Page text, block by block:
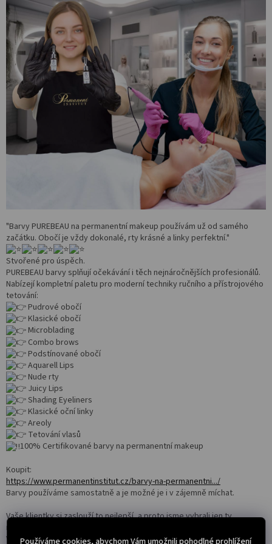
Používáme cookies, abychom Vám umožnili pohodlné prohlížení
Salony
Přihlášení
"Barvy PUREBEAU na permanentní makeup používám už od samého
začátku. Obočí je vždy dokonalé, rty krásné a linky perfektní."
Stvořené pro úspěch.
PUREBEAU barvy splňují očekávání i těch nejnáročnějších profesionálů.
Nabízejí kompletní paletu pro moderní techniky ručního a přístrojového
tetování:
Pudrové obočí
Klasické obočí
Microblading
Combo brows
Podstínované obočí
Aquarell Lips
Nude rty
Juicy Lips
Shading Eyeliners
Klasické oční linky
Areoly
Tetování vlasů
100% Certifikované barvy na permanentní makeup
Koupit:
https://www.permanentinstitut.cz/barvy-na-permanentni.../
Barvy používáme samostatně a je možné je i v zájemně míchat.
Vaše klientky si zaslouží to nejlepší, a proto jsme vybrali jen ty
Vaše umělecké schopnosti a naše barvy vytvoří nesmírně realistický